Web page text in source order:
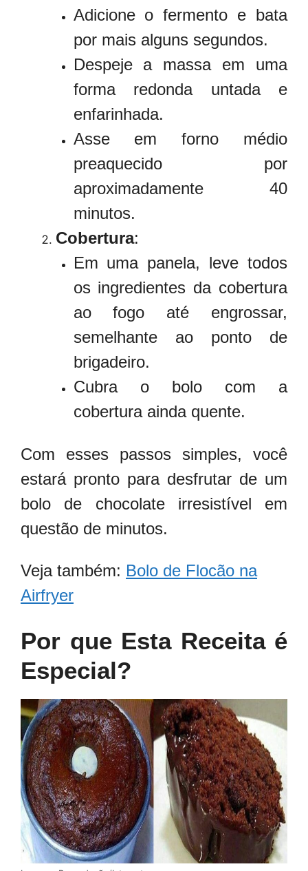
Adicione o fermento e bata
por mais alguns segundos.
Despeje a massa em uma
forma redonda untada e
enfarinhada.
Asse em forno médio
preaquecido por
aproximadamente 40
minutos.
Cobertura:
Em uma panela, leve todos
os ingredientes da cobertura
ao fogo até engrossar,
semelhante ao ponto de
brigadeiro.
Cubra o bolo com a
cobertura ainda quente.
Com esses passos simples, você
estará pronto para desfrutar de um
bolo de chocolate irresistível em
questão de minutos.
Veja também: Bolo de Flocão na
Airfryer
Por que Esta Receita é
Especial?